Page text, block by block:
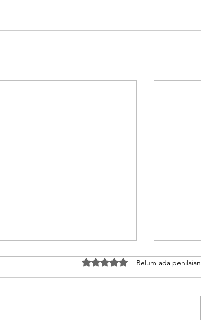
Dinilai 0 dari 5 bintang.
Belum ada penilaian